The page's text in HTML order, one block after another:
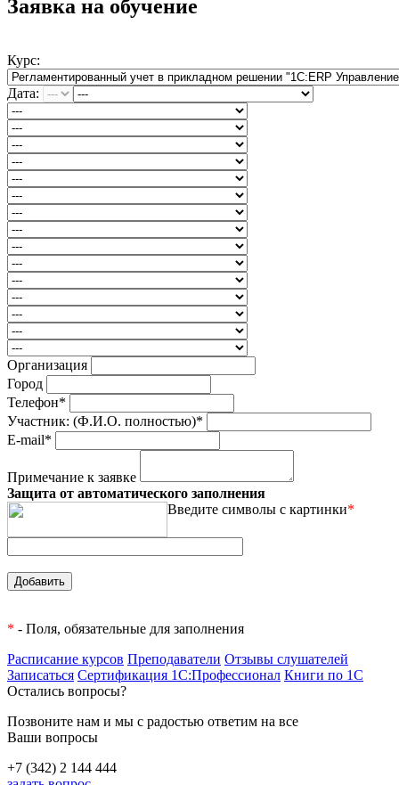
Заявка на обучение
Курс:
Дата:
Организация
Город
Телефон*
Участник: (Ф.И.О. полностью)*
E-mail*
Примечание к заявке
Защита от автоматического заполнения
Введите символы с картинки*
* - Поля, обязательные для заполнения
Расписание курсов Преподаватели Отзывы слушателей
Записаться Сертификация 1С:Профессионал Книги по 1С
Остались вопросы?
Позвоните нам и мы с радостью ответим на все
Ваши вопросы
+7 (342) 2 144 444